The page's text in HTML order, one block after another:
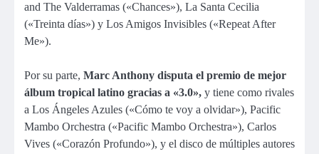
and The Valderramas («Chances»), La Santa Cecilia
(«Treinta días») y Los Amigos Invisibles («Repeat After
Me»).
Por su parte, Marc Anthony disputa el premio de mejor
álbum tropical latino gracias a «3.0», y tiene como rivales
a Los Ángeles Azules («Cómo te voy a olvidar»), Pacific
Mambo Orchestra («Pacific Mambo Orchestra»), Carlos
Vives («Corazón Profundo»), y el disco de múltiples autores